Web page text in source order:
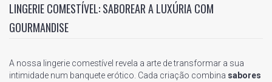
LINGERIE COMESTÍVEL: SABOREAR A LUXÚRIA COM
GOURMANDISE
A nossa lingerie comestível revela a arte de transformar a sua
intimidade num banquete erótico. Cada criação combina sabores